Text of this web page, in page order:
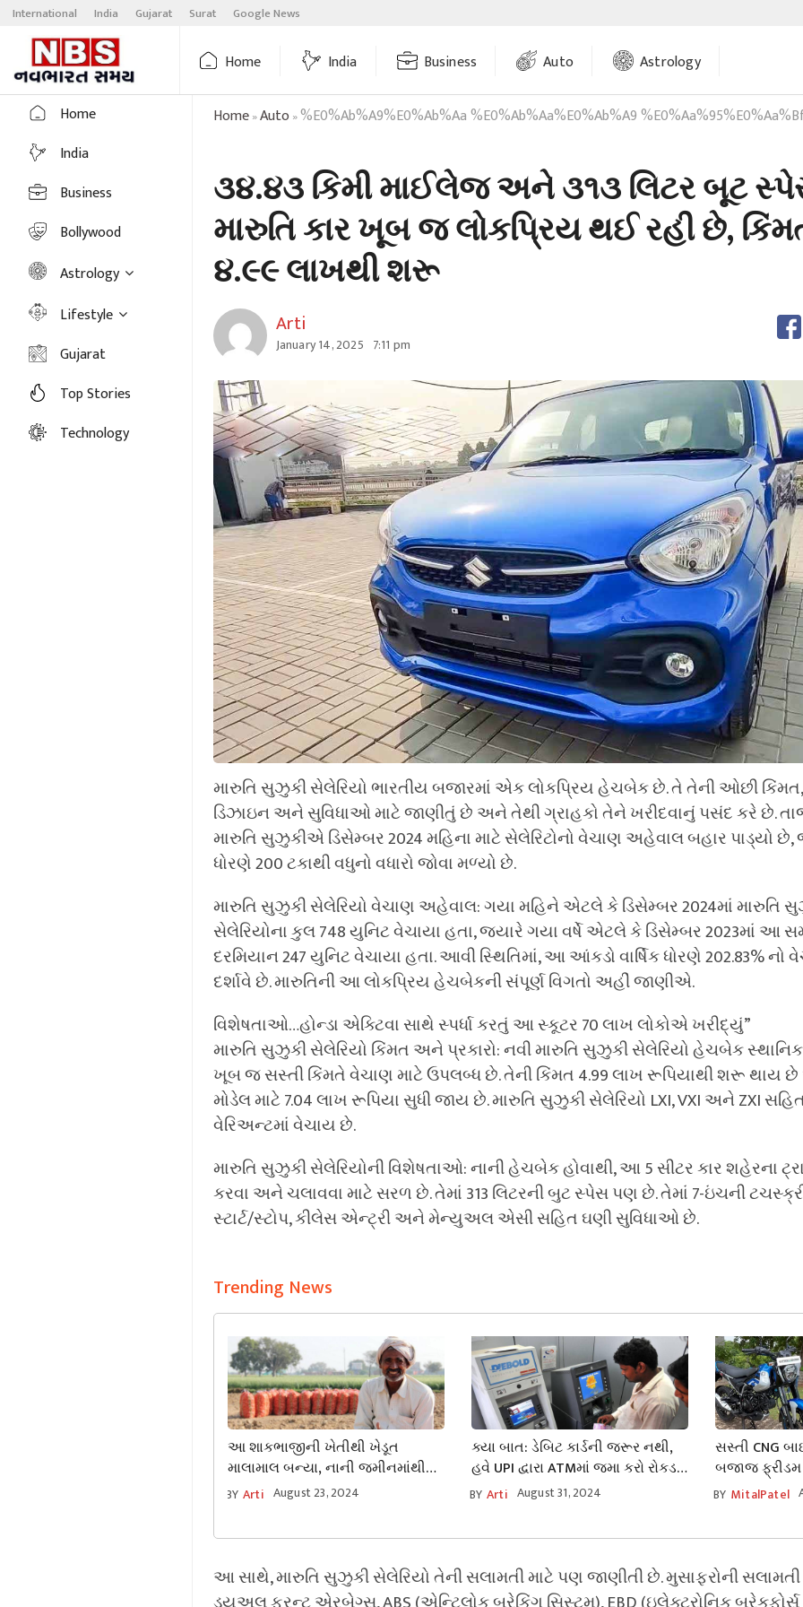
Skip
content
International India Gujarat Surat Google News
Home India Business Auto Astrology
Home
India
Business
Bollywood
Astrology
Lifestyle
Gujarat
Top Stories
Technology
Home»Auto »%e0%ab%a9%e0%ab%aa %e0%ab%aa%e0%ab%a9 %e0%aa%95%e0%aa%bf%e0%aa%ae%e0%ab%80 %e0%aa%ae%e0%aa%be%e0%aa%88%e0%aa%b2%e0%ab%87%e0%aa%9c %e0%aa%85%e0%aa%a8%e0%ab%87
૩૪.૪૩ કિમી માઈલેજ અને ૩૧૩ લિટર બૂટ
મારુતિ કાર ખૂબ જ લોકપ્રિય થઈ રહી છે,
૪.૯૯ લાખથી શરૂ
Arti
January 14, 2025 7:11 pm
મારુતિ સુઝુકી સેલેરિયો ભારતીય બજારમાં એક લોકપ્રિય હેચબેક છે. તે તેની ઓછી
ડિઝાઇન અને સુવિધાઓ માટે જાણીતું છે અને તેથી ગ્રાહકો તેને ખરીદવાનું પસંદ કરે છે.
મારુતિ સુઝુકીએ ડિસેમ્બર 2024 મહિના માટે સેલેરિટોનો વેચાણ અહેવાલ બહાર પાડ્યો છે,
ધોરણે 200 ટકાથી વધુનો વધારો જોવા મળ્યો છે.
મારુતિ સુઝુકી સેલેરિયો વેચાણ અહેવાલ: ગયા મહિને એટલે કે ડિસેમ્બર 2024માં મારુતિ
સેલેરિયોના કુલ 748 યુનિટ વેચાયા હતા, જ્યારે ગયા વર્ષે એટલે કે ડિસેમ્બર 2023માં આ
દરમિયાન 247 યુનિટ વેચાયા હતા. આવી સ્થિતિમાં, આ આંકડો વાર્ષિક ધોરણે 202.83% નો
દર્શાવે છે. મારુતિની આ લોકપ્રિય હેચબેકની સંપૂર્ણ વિગતો અહીં જાણીએ.
વિશેષતાઓ…હોન્ડા એક્ટિવા સાથે સ્પર્ધા કરતું આ સ્કૂટર 70 લાખ લોકોએ ખરીદ્યું”
મારુતિ સુઝુકી સેલેરિયો કિંમત અને પ્રકારો: નવી મારુતિ સુઝુકી સેલેરિયો હેચબેક
ખૂબ જ સસ્તી કિંમતે વેચાણ માટે ઉપલબ્ધ છે. તેની કિંમત 4.99 લાખ રૂપિયાથી શરૂ થાય
મોડેલ માટે 7.04 લાખ રૂપિયા સુધી જાય છે. મારુતિ સુઝુકી સેલેરિયો LXI, VXI અને ZXI
વેરિઅન્ટમાં વેચાય છે.
મારુતિ સુઝુકી સેલેરિયોની વિશેષતાઓ: નાની હેચબેક હોવાથી, આ 5 સીટર કાર શહેરના
કરવા અને ચલાવવા માટે સરળ છે. તેમાં 313 લિટરની બુટ સ્પેસ પણ છે. તેમાં 7-ઇંચની
સ્ટાર્ટ/સ્ટોપ, કીલેસ એન્ટ્રી અને મેન્યુઅલ એસી સહિત ઘણી સુવિધાઓ છે.
Trending News
આ શાકભાજીની ખેતીથી ખેડૂત
માલામાલ બન્યા, નાની જમીનમાંથી
લાખોની કમાણી કરે છે
BY Arti August 23, 2024
ક્યા બાત: ડેબિટ કાર્ડની જરૂર નથી,
હવે UPI દ્વારા ATMમાં જમા કરો રોકડ,
જાણો સંપૂર્ણ પ્રક્રિયા
BY Arti August 31, 2024
સસ્તી CNG
બજાજ ફ્રીડમ
કિંમતે લોન્ચ
BY MitalPatel
આ સાથે, મારુતિ સુઝુકી સેલેરિયો તેની સલામતી માટે પણ જાણીતી છે. મુસાફરોની સલામતી